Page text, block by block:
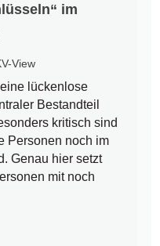
im
View
lückenlose
Bestandteil
kritisch sind
Personen noch im
Genau hier setzt
mit noch